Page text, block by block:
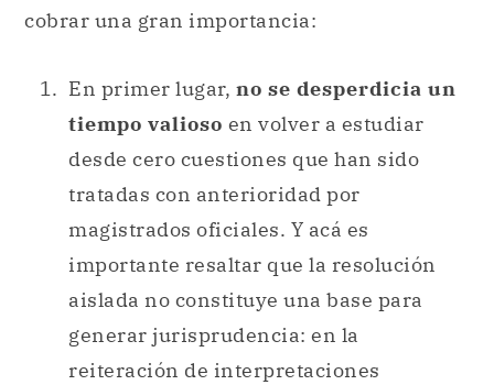
cobrar una gran importancia:
En primer lugar, no se desperdicia un
tiempo valioso en volver a estudiar
desde cero cuestiones que han sido
tratadas con anterioridad por
magistrados oficiales. Y acá es
importante resaltar que la resolución
aislada no constituye una base para
generar jurisprudencia: en la
reiteración de interpretaciones